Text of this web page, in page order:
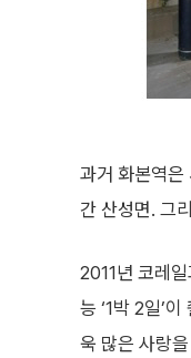
과거 화본역은
간 산성면. 그
2011년 코레
능 ‘1박 2일’
욱 많은 사랑